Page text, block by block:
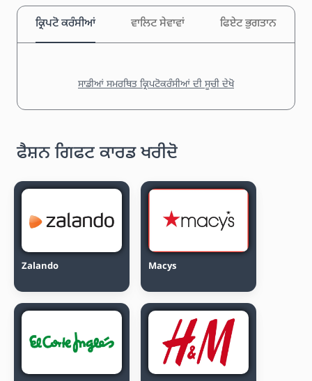
ਕ੍ਰਿਪਟੋ ਕਰੰਸੀਆਂ ਵਾਲਿਟ ਸੇਵਾਵਾਂ ਫਿਏਟ ਭੁਗਤਾਨ
ਸਾਡੀਆਂ ਸਮਰਥਿਤ ਕ੍ਰਿਪਟੋਕਰੰਸੀਆਂ ਦੀ ਸੂਚੀ ਦੇਖੋ
ਫੈਸ਼ਨ ਗਿਫਟ ਕਾਰਡ ਖਰੀਦੋ
Zalando Macys